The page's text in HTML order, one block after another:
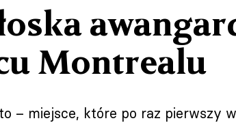
Montrealu
– miejsce, które po raz pierwszy